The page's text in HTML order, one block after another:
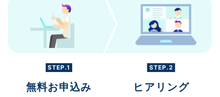
STEP.1
無料お申込み
STEP.2
ヒアリング